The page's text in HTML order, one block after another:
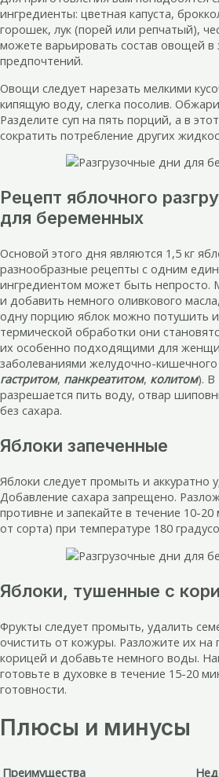
ингредиенты: цветная капуста,
горошек, лук (порей или репчатый),
можете варьировать состав овощей
предпочтений.
Овощи следует нарезать мелкими
кипящую воду, слегка посолив.
Разделите суп на пять порций, а в
сократить потребление других
Рецепт яблочного
для беременных
Основой этого дня являются 1,5 кг
разнообразные рецепты с одним
ингредиентом может быть непросто.
и добавить немного оливкового
одну порцию яблок можно потушить
термической обработки они
их особенно подходящими для
заболеваниями желудочно-
гастритом, панкреатитом, колитом). В
разрешается пить воду, отвар
без сахара.
Яблоки запеченные
Яблоки следует промыть и аккуратно
Добавление сахара запрещено.
противне и запекайте в течение 10-
от сорта) при температуре 180
Яблоки, тушенные с
Фрукты следует промыть, удалить
очистить от кожуры. Разложите их на
корицей и добавьте немного воды.
готовьте в духовке в течение 15-20
готовности.
Плюсы и минусы
Преимущества